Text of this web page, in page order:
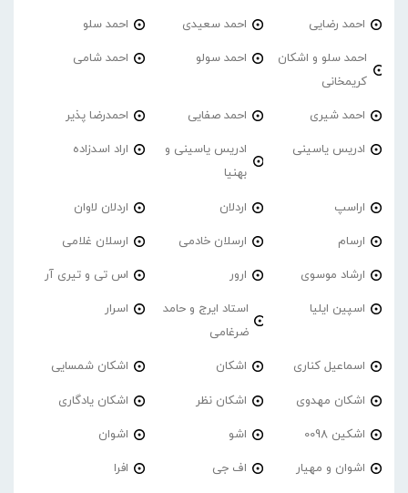
احمد‌ رضایی احمد سعیدی احمد سلو
احمد سلو و اشکان
کریمخانی
احمد سولو احمد شامی
احمد شیری احمد صفایی احمدرضا پذیر
ادریس یاسینی
ادریس یاسینی و
بهنیا
اراد اسدزاده
اراسپ اردلان اردلان لاوان
ارسام ارسلان خادمی ارسلان غلامی
ارشاد موسوی ارور اس تی و تیری آر
اسپین ایلیا
استاد ایرج و حامد
ضرغامی
اسرار
اسماعیل کناری اشکان اشکان شمسایی
اشکان مهدوی اشکان نظر اشکان یادگاری
اشکین 0098 اشو اشوان
اشوان و مهیار اف جی افرا